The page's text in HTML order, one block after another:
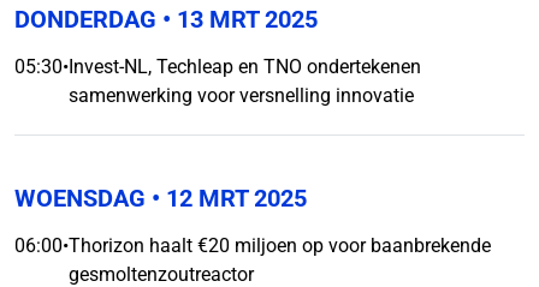
DONDERDAG • 13 MRT 2025
05:30•Invest-NL, Techleap en TNO ondertekenen
samenwerking voor versnelling innovatie
WOENSDAG • 12 MRT 2025
06:00•Thorizon haalt €20 miljoen op voor baanbrekende
gesmoltenzoutreactor